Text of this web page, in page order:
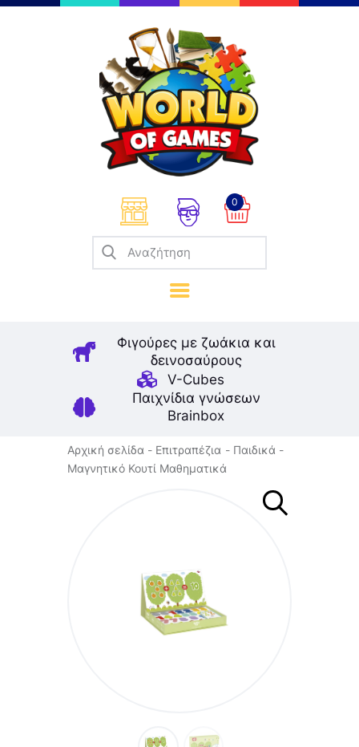
0
Φιγούρες με ζωάκια και
δεινοσαύρους
V-Cubes
Παιχνίδια γνώσεων
Brainbox
Επιτραπέζια
Παζλ
Παιχνίδια Καρτών
Σπαζοκεφαλιές
Κατασκευές
Καλλιτεχνικά
Μοντελισμός
Βιβλία
Παιχνίδια Ρόλων
Αρχική σελίδα Επιτραπέζια
Παιδικά
Μαγνητικό Κουτί Μαθηματικά